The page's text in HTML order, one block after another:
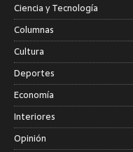
Ciencia y Tecnología
Columnas
Cultura
Deportes
Economía
Interiores
Opinión